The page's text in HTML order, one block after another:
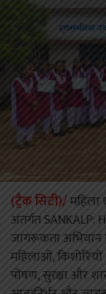
(ट्रैक सिटी)/महिला
अंतर्गत SANKALP:
जागरूकता अभियान
महिलाओं,
पोषण, सुरक्षा और